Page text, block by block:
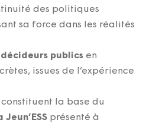
des politiques
sa force dans les réalités
publics en
issues de l’expérience
la base du
présenté à